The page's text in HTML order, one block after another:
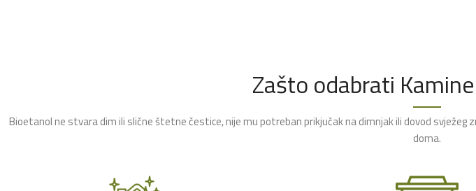
Zašto odabrati
Bioetanol ne stvara dim ili slične štetne čestice, nije mu potreban prikjučak na dimnjak ili dovod
doma.